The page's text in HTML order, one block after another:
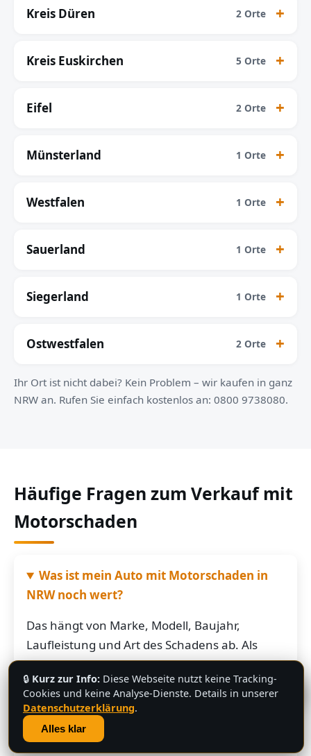
Kreis Düren 2 Orte
Kreis Euskirchen 5 Orte
Eifel 2 Orte
Münsterland 1 Orte
Westfalen 1 Orte
Sauerland 1 Orte
Siegerland 1 Orte
Ostwestfalen 2 Orte
Ihr Ort ist nicht dabei? Kein Problem – wir kaufen in ganz
NRW an. Rufen Sie einfach kostenlos an: 0800 9738080.
Häufige Fragen zum Verkauf mit
Motorschaden
Was ist mein Auto mit Motorschaden in
NRW noch wert?
Das hängt von Marke, Modell, Baujahr,
Laufleistung und Art des Schadens ab. Als
grobe Richtung: Fahrzeuge mit Motorschaden
bringen je nach Restwert der Karosserie und
der Teile oft noch mehrere hundert bis
mehrere tausend Euro. Schicken Sie uns die
Fahrzeugdaten – Sie bekommen von uns eine
💬
🔒 Kurz zur Info: Diese Webseite nutzt keine Tracking-
Cookies und keine Analyse-Dienste. Details in unserer
Datenschutzerklärung.
Alles klar